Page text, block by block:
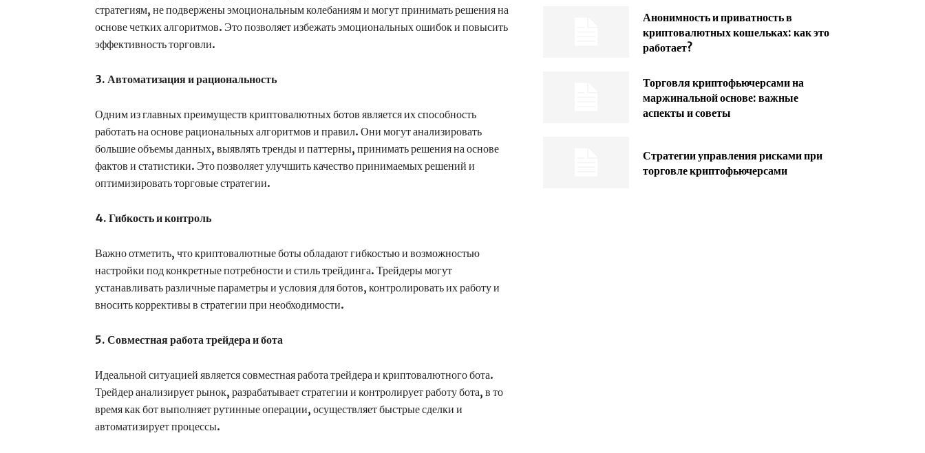
стратегиям, не подвержены эмоциональным колебаниям и могут принимать решения на
основе четких алгоритмов. Это позволяет избежать эмоциональных ошибок и повысить
эффективность торговли.
3. Автоматизация и рациональность
Одним из главных преимуществ криптовалютных ботов является их способность
работать на основе рациональных алгоритмов и правил. Они могут анализировать
большие объемы данных, выявлять тренды и паттерны, принимать решения на основе
фактов и статистики. Это позволяет улучшить качество принимаемых решений и
оптимизировать торговые стратегии.
4. Гибкость и контроль
Важно отметить, что криптовалютные боты обладают гибкостью и возможностью
настройки под конкретные потребности и стиль трейдинга. Трейдеры могут
устанавливать различные параметры и условия для ботов, контролировать их работу и
вносить коррективы в стратегии при необходимости.
5. Совместная работа трейдера и бота
Идеальной ситуацией является совместная работа трейдера и криптовалютного бота.
Трейдер анализирует рынок, разрабатывает стратегии и контролирует работу бота, в то
время как бот выполняет рутинные операции, осуществляет быстрые сделки и
автоматизирует процессы.
Анонимность и приватность в
криптовалютных кошельках: как это
работает?
Торговля криптофьючерсами на
маржинальной основе: важные
аспекты и советы
Стратегии управления рисками при
торговле криптофьючерсами